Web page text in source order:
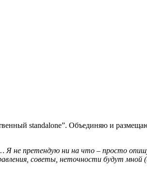
standalone”. Объединяю и
Я не претендую ни на что – просто
советы, неточности будут